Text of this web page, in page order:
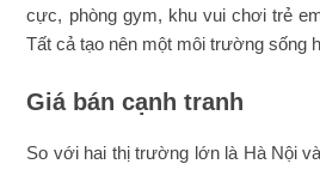
cực, phòng gym, khu vui chơi trẻ
Tất cả tạo nên một môi trường sống
Giá bán cạnh tranh
So với hai thị trường lớn là Hà Nội